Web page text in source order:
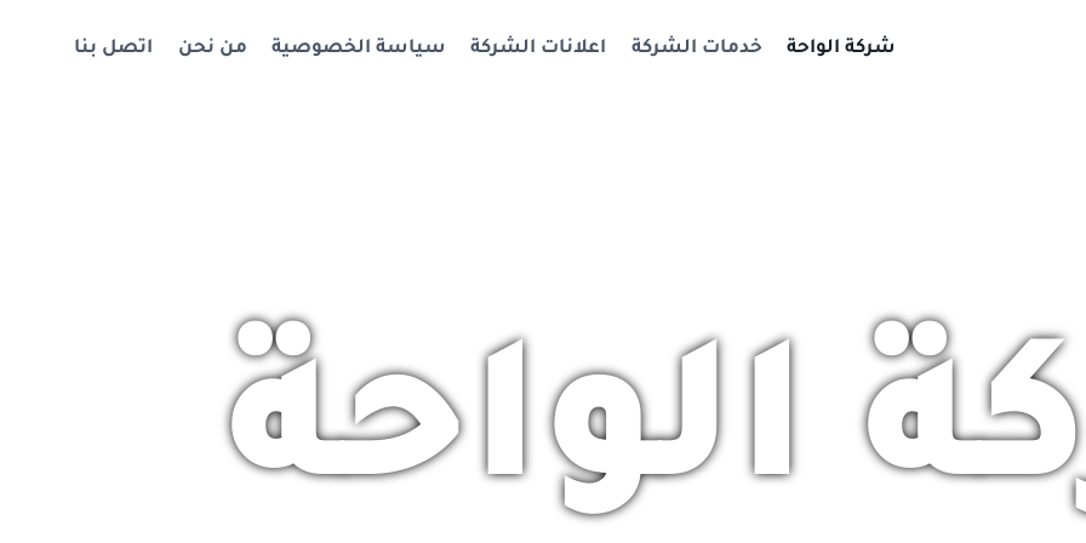
شركة الواحة خدمات الشركة اعلانات الشركة سياسة الخصوصية من نحن اتصل بنا
الواحة